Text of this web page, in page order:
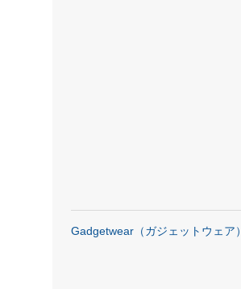
Gadgetwear（ガジェットウェア）